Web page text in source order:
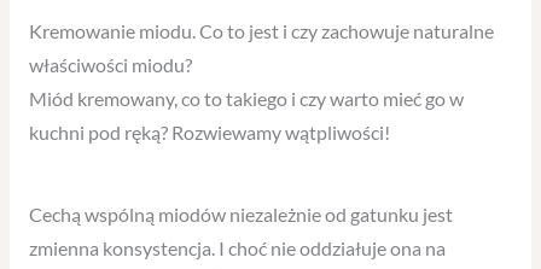
Kremowanie miodu. Co to jest i czy zachowuje naturalne
właściwości miodu?
Miód kremowany, co to takiego i czy warto mieć go w
kuchni pod ręką? Rozwiewamy wątpliwości!
Cechą wspólną miodów niezależnie od gatunku jest
zmienna konsystencja. I choć nie oddziałuje ona na